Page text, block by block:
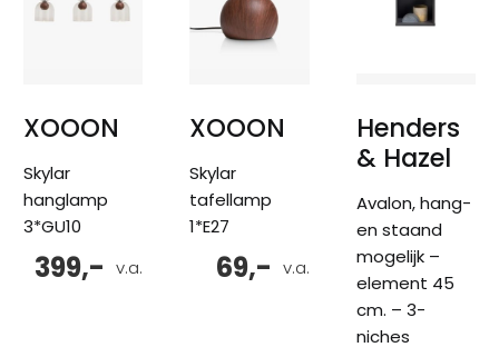
XOOON
Skylar
hanglamp
3*GU10
v.a.
399,-
XOOON
Skylar
tafellamp
1*E27
v.a.
69,-
Henders
& Hazel
Avalon, hang-
en staand
mogelijk –
element 45
cm. – 3-
niches